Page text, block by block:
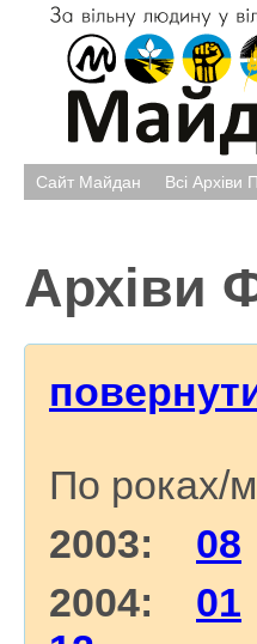
Сайт Майдан Всі Архіви
Архіви
По роках/
2003: 08
2004: 01